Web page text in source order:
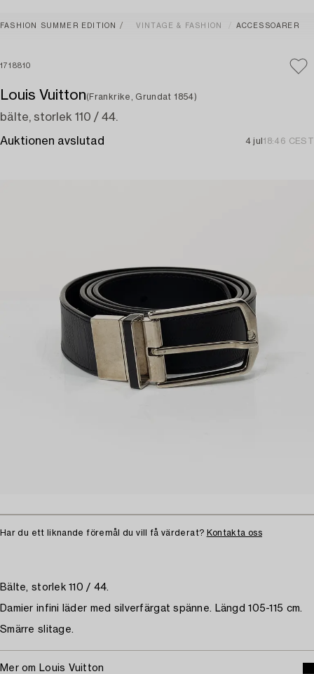
FASHION SUMMER EDITION VINTAGE & FASHION ACCESSOARER
1718810
Louis Vuitton(Frankrike, Grundat 1854)
bälte, storlek 110 / 44.
Auktionen avslutad 4 jul 18:46 CEST
Har du ett liknande föremål du vill få värderat? Kontakta oss
Bälte, storlek 110 / 44.
Damier infini läder med silverfärgat spänne. Längd 105-115 cm.
Smärre slitage.
Mer om Louis Vuitton